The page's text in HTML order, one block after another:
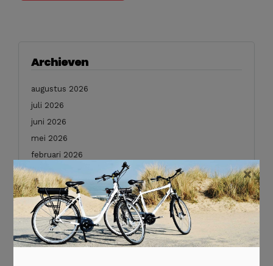
Archieven
augustus 2026
juli 2026
juni 2026
mei 2026
februari 2026
januari 2026
december 2025
november 2025
oktober 2025
augustus 2025
×